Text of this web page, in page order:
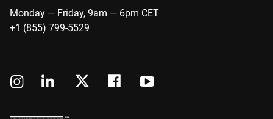
Monday — Friday, 9am — 6pm CET
+1 (855) 799-5529